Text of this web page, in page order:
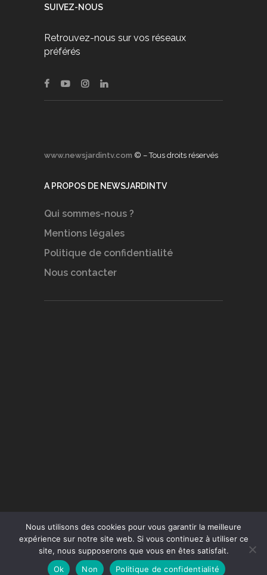
SUIVEZ-NOUS
Retrouvez-nous sur vos réseaux
préférés
www.newsjardintv.com © – Tous droits réservés
A PROPOS DE NEWSJARDINTV
Qui sommes-nous ?
Mentions légales
Politique de confidentialité
Nous contacter
Conception du site :Agence Jus de Citron
Nous utilisons des cookies pour vous garantir la meilleure
expérience sur notre site web. Si vous continuez à utiliser ce
site, nous supposerons que vous en êtes satisfait.
Ok
Non Politique de confidentialité